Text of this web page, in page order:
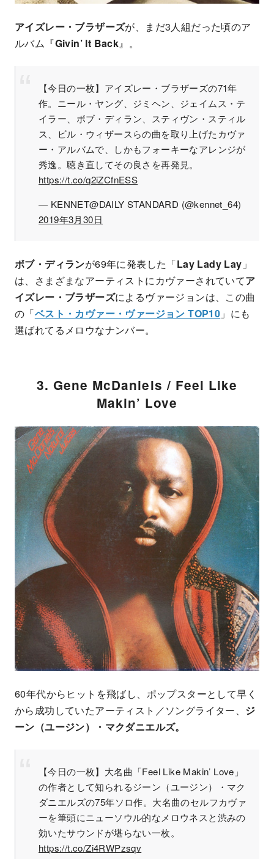
アイズレー・ブラザーズが、まだ3人組だった頃のア
ルバム『Givin’ It Back』。
【今日の一枚】アイズレー・ブラザーズの71年
作。ニール・ヤング、ジミヘン、ジェイムス・テ
イラー、ボブ・ディラン、スティヴン・スティル
ス、ビル・ウィザースらの曲を取り上げたカヴァ
ー・アルバムで、しかもフォーキーなアレンジが
秀逸。聴き直してその良さを再発見。
https://t.co/q2iZCfnESS
— KENNET@DAILY STANDARD (@kennet_64)
2019年3月30日
ボブ・ディランが69年に発表した「Lay Lady Lay 」
は、さまざまなアーティストにカヴァーされていてア
イズレー・ブラザーズによるヴァージョンは、この曲
の「ベスト・カヴァー・ヴァージョン TOP10 」にも
選ばれてるメロウなナンバー。
3. Gene McDaniels / Feel Like
Makin’ Love
60年代からヒットを飛ばし、ポップスターとして早く
から成功していたアーティスト／ソングライター、 ジ
ーン（ユージン）・マクダニエルズ。
【今日の一枚】大名曲「Feel Like Makin’ Love」
の作者として知られるジーン（ユージン）・マク
ダニエルズの75年ソロ作。大名曲のセルフカヴァ
ーを筆頭にニューソウル的なメロウネスと渋みの
効いたサウンドが堪らない一枚。
https://t.co/Zi4RWPzsqv